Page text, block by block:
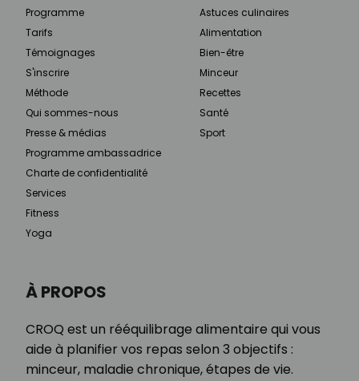
À PROPOS
CROQ est un rééquilibrage alimentaire qui vous
aide à planifier vos repas selon 3 objectifs :
minceur, maladie chronique, étapes de vie.
Programme
Tarifs
Témoignages
S'inscrire
Méthode
Qui sommes-nous
Presse & médias
Programme ambassadrice
Charte de confidentialité
Services
Fitness
Yoga
Astuces culinaires
Alimentation
Bien-être
Minceur
Recettes
Santé
Sport